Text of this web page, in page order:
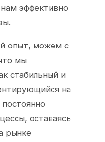
эффективно
опыт, можем с
мы
стабильный и
на
оставаясь
рынке